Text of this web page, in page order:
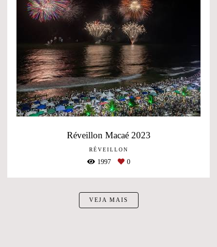
Réveillon Macaé 2023
RÉVEILLON
1997 0
VEJA MAIS